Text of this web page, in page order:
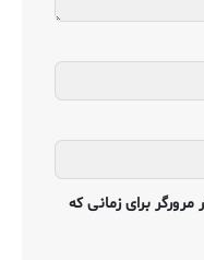
برای زمانی که